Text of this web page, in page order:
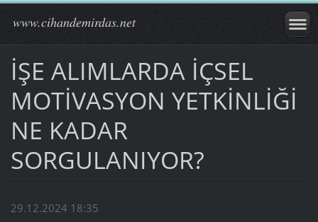
www.cihandemirdas.net
İŞE ALIMLARDA İÇSEL
MOTİVASYON YETKİNLİĞİ
NE KADAR
SORGULANIYOR?
29.12.2024 18:35